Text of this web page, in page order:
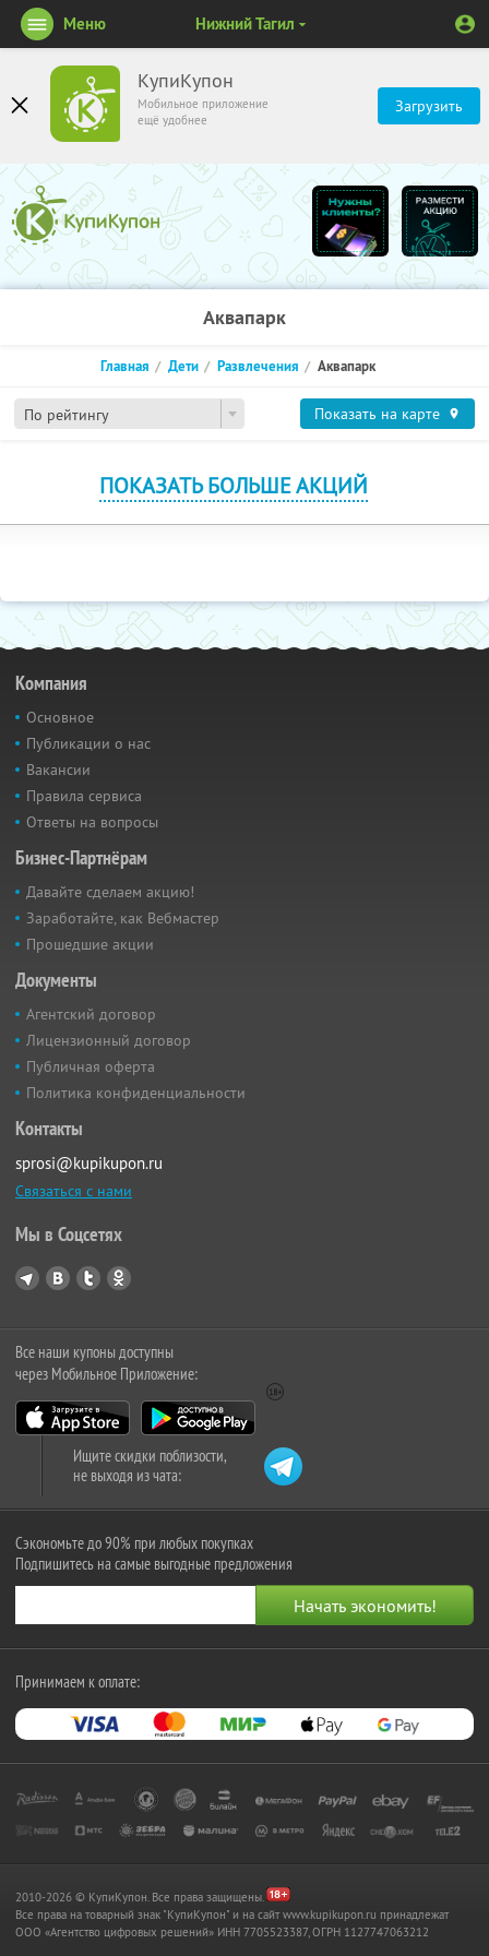
КупиКупон
Мобильное приложение
ещё удобнее
Загрузить
Меню Нижний Тагил
Аквапарк
По рейтингу
Главная Дети Развлечения Аквапарк
Показать на карте
ПОКАЗАТЬ БОЛЬШЕ АКЦИЙ
Компания
Основное
Публикации о нас
Вакансии
Правила сервиса
Ответы на вопросы
Бизнес-Партнёрам
Давайте сделаем акцию!
Заработайте, как Вебмастер
Прошедшие акции
Документы
Агентский договор
Лицензионный договор
Публичная оферта
Политика конфиденциальности
Контакты
sprosi@kupikupon.ru
Связаться с нами
Мы в Соцсетях
Все наши купоны доступны
через Мобильное Приложение:
Ищите скидки поблизости,
не выходя из чата:
Сэкономьте до 90% при любых покупках
Подпишитесь на самые выгодные предложения
Принимаем к оплате:
2010-2026 © КупиКупон. Все права защищены.
Все права на товарный знак "КупиКупон" и на сайт www.kupikupon.ru принадлежат
OOO «Агентство цифровых решений» ИНН 7705523387, ОГРН 1127747063212